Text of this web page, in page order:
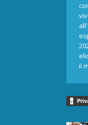
il